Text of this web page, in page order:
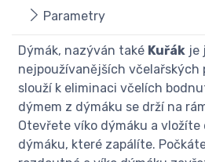
Parametry
Dýmák, nazýván také Kuřák je
nejpoužívanějších včelařských
slouží k eliminaci včelích
dýmem z dýmáku se drží na
Otevřete víko dýmáku a vložíte
dýmáku, které zapálíte.